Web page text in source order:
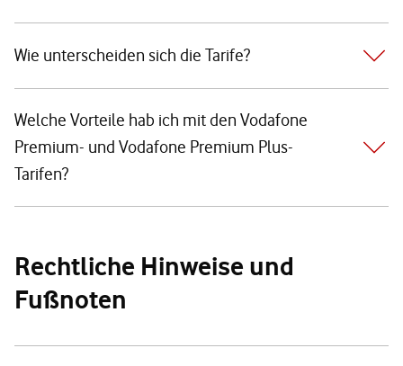
Wie unterscheiden sich die Tarife?
Welche Vorteile hab ich mit den Vodafone
Premium- und Vodafone Premium Plus-
Tarifen?
Rechtliche Hinweise und
Fußnoten